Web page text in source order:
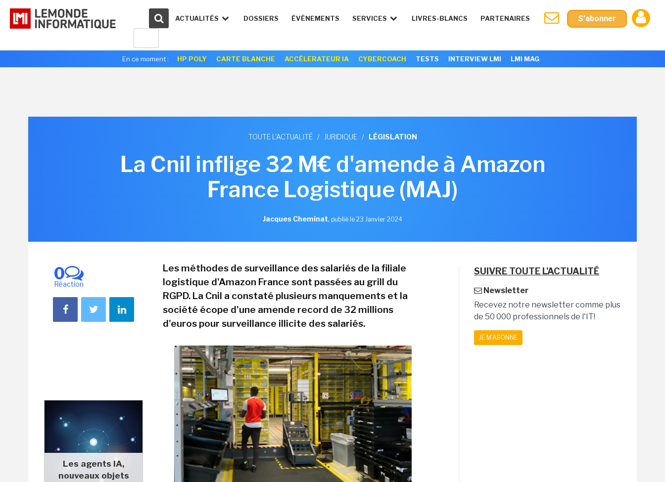
ACTUALITÉS DOSSIERS ÉVÉNEMENTS SERVICES LIVRES-BLANCS PARTENAIRES S'abonner
En ce moment : HP POLY CARTE BLANCHE ACCÉLERATEUR IA CYBERCOACH TESTS INTERVIEW LMI LMI MAG
TOUTE L'ACTUALITÉ / JURIDIQUE / LÉGISLATION
La Cnil inflige 32 M€ d'amende à Amazon
France Logistique (MAJ)
Jacques Cheminat, publié le 23 Janvier 2024
0
Réaction
Les agents IA,
nouveaux objets
Les méthodes de surveillance des salariés de la filiale
logistique d'Amazon France sont passées au grill du
RGPD. La Cnil a constaté plusieurs manquements et la
société écope d'une amende record de 32 millions
d'euros pour surveillance illicite des salariés.
SUIVRE TOUTE L'ACTUALITÉ
Newsletter
Recevez notre newsletter comme plus
de 50 000 professionnels de l'IT!
JE M'ABONNE